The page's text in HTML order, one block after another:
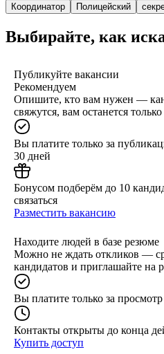
Координатор Полицейский
Выбирайте, как
Публикуйте вакансии
Рекомендуем
Опишите, кто вам нужен —
свяжутся, вам останется
Вы платите только за
30 дней
Бонусом подберём до 10
связаться
Разместить вакансию
Находите людей в базе резюме
Можно не ждать откликов —
кандидатов и приглашайте на
Вы платите только за просмотр
Контакты открыты до конца
Купить доступ